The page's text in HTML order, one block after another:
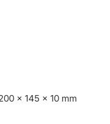
× 145 × 10 mm